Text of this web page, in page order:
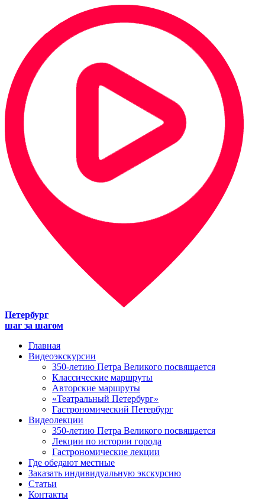
Петербург
шаг за шагом
Главная
Видеоэкскурсии
350-летию Петра Великого посвящается
Классические маршруты
Авторские маршруты
«Театральный Петербург»
Гастрономический Петербург
Видеолекции
350-летию Петра Великого посвящается
Лекции по истории города
Гастрономические лекции
Где обедают местные
Заказать индивидуальную экскурсию
Статьи
Контакты